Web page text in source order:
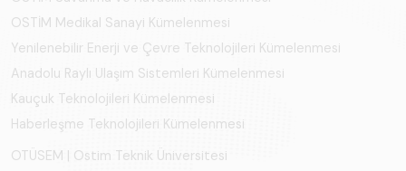
OSTİM Medikal Sanayi Kümelenmesi
Yenilenebilir Enerji ve Çevre Teknolojileri Kümelenmesi
Anadolu Raylı Ulaşım Sistemleri Kümelenmesi
Kauçuk Teknolojileri Kümelenmesi
Haberleşme Teknolojileri Kümelenmesi
OTÜSEM | Ostim Teknik Üniversitesi